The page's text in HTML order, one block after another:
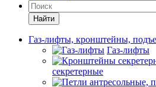
Найти
Газ-лифты, кронштейны,
Газ-лифты
секретерные